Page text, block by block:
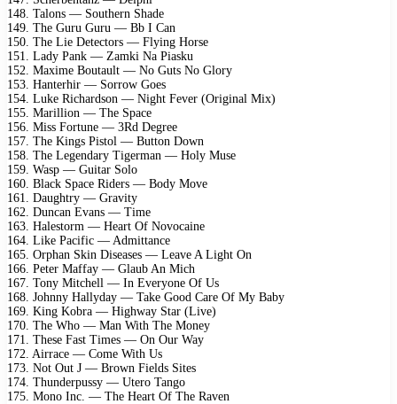
148. Talons — Southern Shade
149. The Guru Guru — Bb I Can
150. The Lie Detectors — Flying Horse
151. Lady Pank — Zamki Na Piasku
152. Maxime Boutault — No Guts No Glory
153. Hanterhir — Sorrow Goes
154. Luke Richardson — Night Fever (Original Mix)
155. Marillion — The Space
156. Miss Fortune — 3Rd Degree
157. The Kings Pistol — Button Down
158. The Legendary Tigerman — Holy Muse
159. Wasp — Guitar Solo
160. Black Space Riders — Body Move
161. Daughtry — Gravity
162. Duncan Evans — Time
163. Halestorm — Heart Of Novocaine
164. Like Pacific — Admittance
165. Orphan Skin Diseases — Leave A Light On
166. Peter Maffay — Glaub An Mich
167. Tony Mitchell — In Everyone Of Us
168. Johnny Hallyday — Take Good Care Of My Baby
169. King Kobra — Highway Star (Live)
170. The Who — Man With The Money
171. These Fast Times — On Our Way
172. Airrace — Come With Us
173. Not Out J — Brown Fields Sites
174. Thunderpussy — Utero Tango
175. Mono Inc. — The Heart Of The Raven